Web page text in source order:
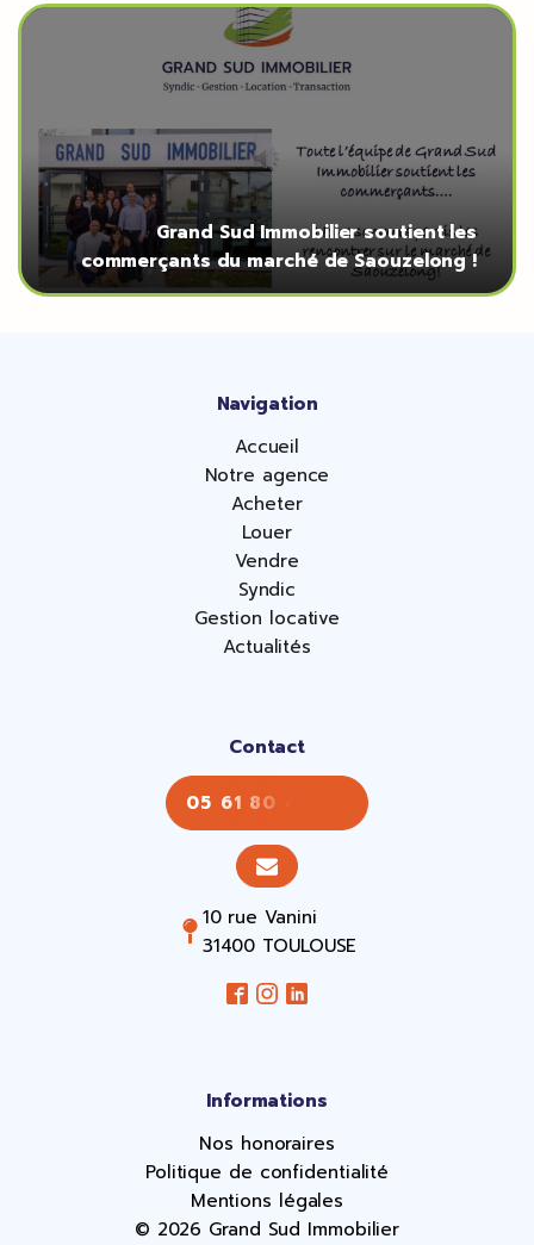
Grand Sud Immobilier soutient les
commerçants du marché de Saouzelong !
Navigation
Accueil
Notre agence
Acheter
Louer
Vendre
Syndic
Gestion locative
Actualités
Contact
05 61 80 43 43
10 rue Vanini
31400 TOULOUSE
Informations
Nos honoraires
Politique de confidentialité
Mentions légales
© 2026 Grand Sud Immobilier